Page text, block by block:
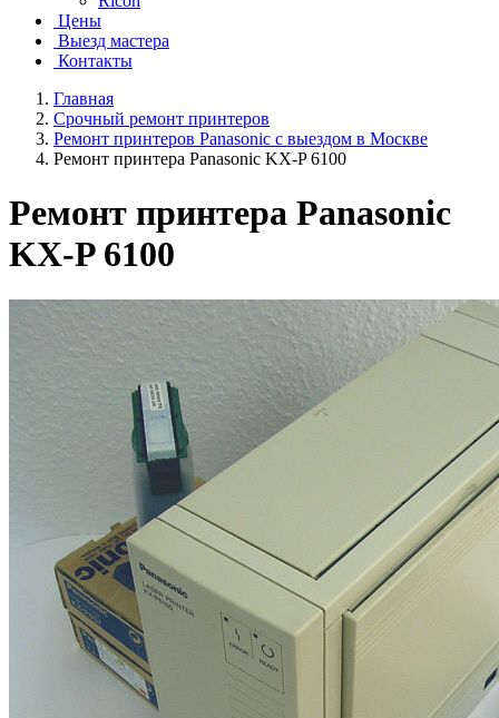
Цены
Выезд мастера
Контакты
Главная
Срочный ремонт принтеров
Ремонт принтеров Panasonic с выездом в Москве
Ремонт принтера Panasonic KX-P 6100
Ремонт принтера Panasonic
KX-P 6100